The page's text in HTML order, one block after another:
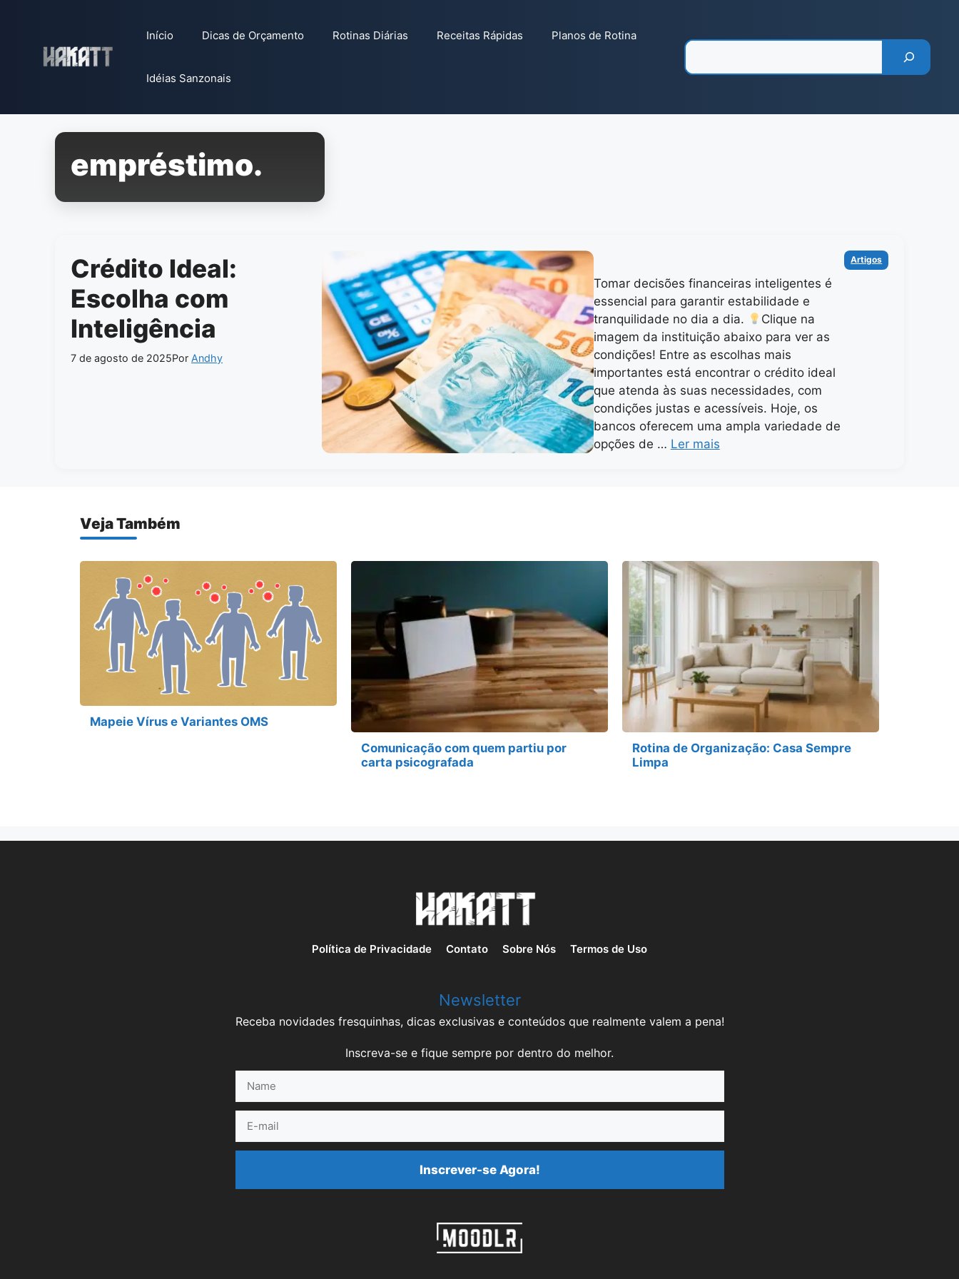
conteúdo
Início Dicas de Orçamento Rotinas Diárias Receitas Rápidas Planos de Rotina
Idéias Sanzonais
empréstimo.
Crédito Ideal:
Escolha com
Inteligência
7 de agosto de 2025Por Andhy
Tomar decisões financeiras inteligentes é
essencial para garantir estabilidade e
tranquilidade no dia a dia.
Clique na
imagem da instituição abaixo para ver as
condições! Entre as escolhas mais
importantes está encontrar o crédito ideal
que atenda às suas necessidades, com
condições justas e acessíveis. Hoje, os
bancos oferecem uma ampla variedade de
opções de … Ler mais
Categorias
Artigos
Veja Também
Mapeie Vírus e Variantes OMS
Comunicação com quem partiu por
carta psicografada
Rotina de Organização: Casa Sempre
Limpa
Política de Privacidade Contato Sobre Nós Termos de Uso
Newsletter
Receba novidades fresquinhas, dicas exclusivas e conteúdos que realmente valem a pena!
Inscreva-se e fique sempre por dentro do melhor.
mail
Inscrever-se Agora!